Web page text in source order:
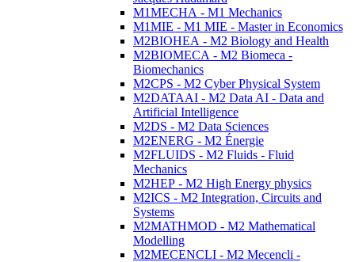
M1MECHA - M1 Mechanics
M1MIE - M1 MIE - Master in Economics
M2BIOHEA - M2 Biology and Health
M2BIOMECA - M2 Biomeca -
Biomechanics
M2CPS - M2 Cyber Physical System
M2DATAAI - M2 Data AI - Data and
Artificial Intelligence
M2DS - M2 Data Sciences
M2ENERG - M2 Énergie
M2FLUIDS - M2 Fluids - Fluid
Mechanics
M2HEP - M2 High Energy physics
M2ICS - M2 Integration, Circuits and
Systems
M2MATHMOD - M2 Mathematical
Modelling
M2MECENCLI - M2 Mecencli -